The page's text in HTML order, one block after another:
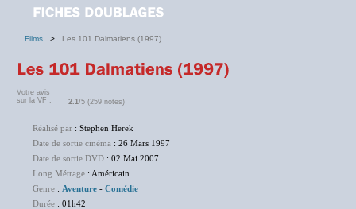
Films > Les 101 Dalmatiens (1997)
Votre avis
sur la VF :
2.1/5 (259 notes)
Réalisé par : Stephen Herek
Date de sortie cinéma : 26 Mars 1997
Date de sortie DVD : 02 Mai 2007
Long Métrage : Américain
Genre : Aventure - Comédie
Durée : 01h42